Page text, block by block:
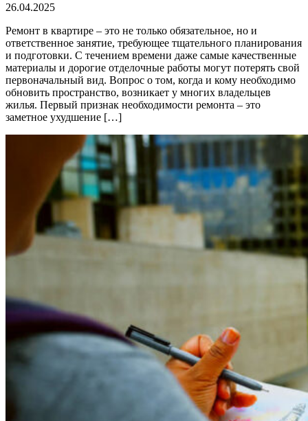
26.04.2025
Ремонт в квартире – это не только обязательное, но и
ответственное занятие, требующее тщательного планирования
и подготовки. С течением времени даже самые качественные
материалы и дорогие отделочные работы могут потерять свой
первоначальный вид. Вопрос о том, когда и кому необходимо
обновить пространство, возникает у многих владельцев
жилья. Первый признак необходимости ремонта – это
заметное ухудшение […]